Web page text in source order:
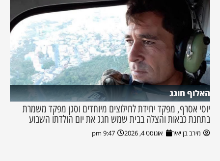
האלוף חוגג
יוסי אסרף, מפקד יחידת לחילוצים מיוחדים וסגן מפקד משמרת
בתחנת כבאות והצלה בבית שמש חגג את יום הולדתו השבוע
מירב בן יאיר אוגוסט 4, 2026 9:47 pm